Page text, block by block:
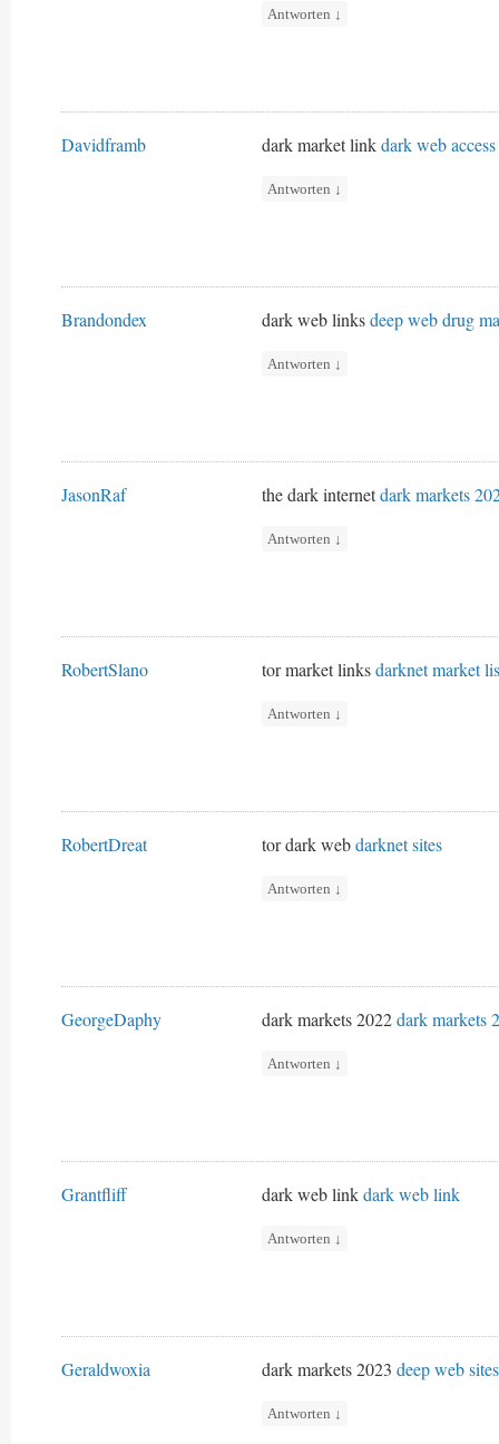
Antworten ↓
Davidframb dark market linkdark web access
Antworten ↓
Brandondex dark web linksdeep web drug
Antworten ↓
JasonRaf the dark internetdark markets
Antworten ↓
RobertSlano tor market linksdarknet market
Antworten ↓
RobertDreat tor dark webdarknet sites
Antworten ↓
GeorgeDaphy dark markets 2022dark markets
Antworten ↓
Grantfliff dark web linkdark web link
Antworten ↓
Geraldwoxia dark markets 2023 deep web sites
Antworten ↓